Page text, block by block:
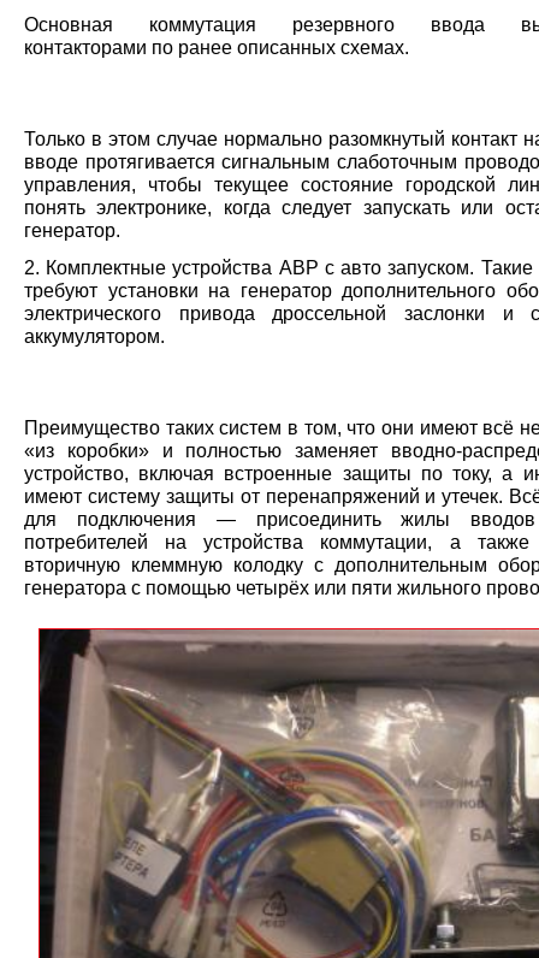
Основная коммутация резервного ввода
контакторами по ранее описанных схемах.
Только в этом случае нормально разомкнутый контакт
вводе протягивается сигнальным слаботочным
управления, чтобы текущее состояние городской
понять электронике, когда следует запускать или
генератор.
2. Комплектные устройства АВР с авто запуском. Такие
требуют установки на генератор дополнительного
электрического привода дроссельной заслонки и
аккумулятором.
Преимущество таких систем в том, что они имеют всё
«из коробки» и полностью заменяет вводно-
устройство, включая встроенные защиты по току, а
имеют систему защиты от перенапряжений и утечек.
для подключения — присоединить жилы
потребителей на устройства коммутации, а также
вторичную клеммную колодку с дополнительным
генератора с помощью четырёх или пяти жильного